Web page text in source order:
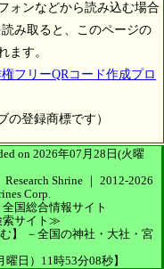
ォンなどから読み込む場合
読み取ると、このページの
ます。
フリーQRコード作成プロ
の登録商標です）
on 2026年07月28日(火曜
Research Shrine ｜ 2012-2026
Corp.
全国総合情報サイト
索サイト≫
】
－全国の神社・大社・宮
日）11時53分08秒】